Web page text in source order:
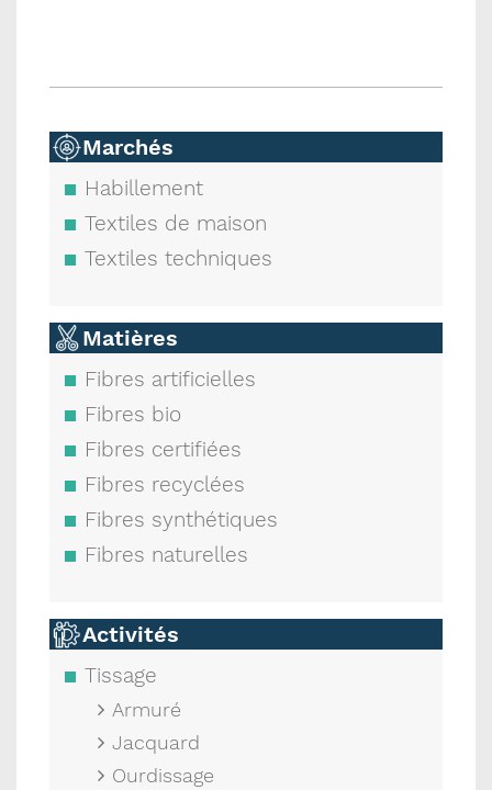
Marchés
Habillement
Textiles de maison
Textiles techniques
Matières
Fibres artificielles
Fibres bio
Fibres certifiées
Fibres recyclées
Fibres synthétiques
Fibres naturelles
Activités
Tissage
Armuré
Jacquard
Ourdissage